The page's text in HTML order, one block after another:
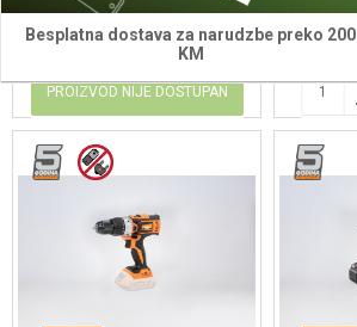
Besplatna dostava za narudzbe preko 200
KM
PROIZVOD NIJE DOSTUPAN